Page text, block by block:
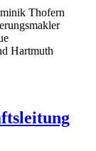
Thofern
Hartmuth